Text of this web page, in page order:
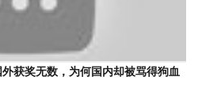
获奖无数，为何国内却被骂得狗血